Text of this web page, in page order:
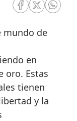
RRSS Facebook
RRSSRRSS
en
oro. Estas
tienen
y la